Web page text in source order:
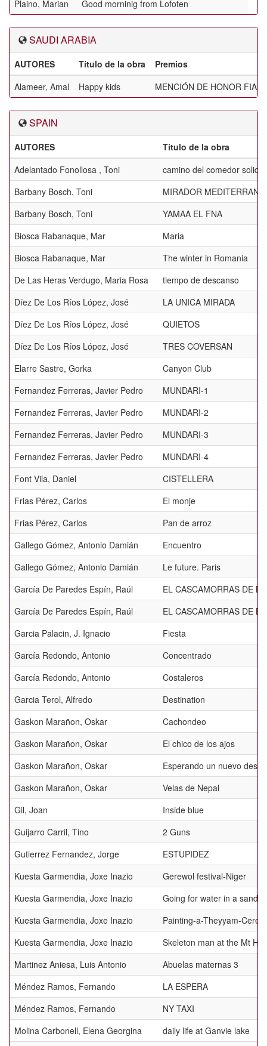
Plaino, Marian Good morninig from Lofoten
SAUDI ARABIA
AUTORES Título de la obra
Premios
Alameer, Amal
Happy kids MENCIÓN DE HONOR FIAP
SPAIN
AUTORES
Título de la obra
Adelantado Fonollosa , Toni
camino del comedor
Barbany Bosch, Toni
MIRADOR
Barbany Bosch, Toni
YAMAA EL FNA
Biosca Rabanaque, Mar
Maria
Biosca Rabanaque, Mar
The winter in Romania
De Las Heras Verdugo, Maria Rosa
tiempo de descanso
Díez De Los Ríos López, José
LA UNICA MIRADA
Díez De Los Ríos López, José
QUIETOS
Díez De Los Ríos López, José
TRES COVERSAN
Elarre Sastre, Gorka
Canyon Club
Fernandez Ferreras, Javier Pedro
MUNDARI-1
Fernandez Ferreras, Javier Pedro
MUNDARI-2
Fernandez Ferreras, Javier Pedro
MUNDARI-3
Fernandez Ferreras, Javier Pedro
MUNDARI-4
Font Vila, Daniel
CISTELLERA
Frias Pérez, Carlos
El monje
Frias Pérez, Carlos
Pan de arroz
Gallego Gómez, Antonio Damián
Encuentro
Gallego Gómez, Antonio Damián
Le future. Paris
García De Paredes Espín, Raúl
EL CASCAMORRAS DE
García De Paredes Espín, Raúl
EL CASCAMORRAS DE
Garcia Palacin, J. Ignacio
Fiesta
García Redondo, Antonio
Concentrado
García Redondo, Antonio
Costaleros
Garcia Terol, Alfredo
Destination
Gaskon Marañon, Oskar
Cachondeo
Gaskon Marañon, Oskar
El chico de los ajos
Gaskon Marañon, Oskar
Esperando un nuevo
Gaskon Marañon, Oskar
Velas de Nepal
Gil, Joan
Inside blue
Guijarro Carril, Tino
2 Guns
Gutierrez Fernandez, Jorge
ESTUPIDEZ
Kuesta Garmendia, Joxe Inazio
Gerewol festival-Niger
Kuesta Garmendia, Joxe Inazio
Going for water in a
Kuesta Garmendia, Joxe Inazio
Painting-a-Theyyam-
Kuesta Garmendia, Joxe Inazio
Skeleton man at the Mt
Martinez Aniesa, Luis Antonio
Abuelas maternas 3
Méndez Ramos, Fernando
LA ESPERA
Méndez Ramos, Fernando
NY TAXI
Molina Carbonell, Elena Georgina
daily life at Ganvie lake